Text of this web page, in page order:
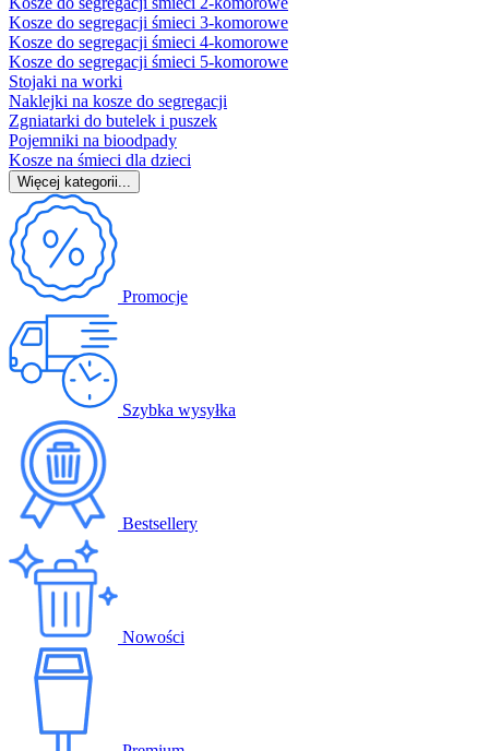
Kosze do segregacji śmieci 3-komorowe
Kosze do segregacji śmieci 4-komorowe
Kosze do segregacji śmieci 5-komorowe
Stojaki na worki
Naklejki na kosze do segregacji
Zgniatarki do butelek i puszek
Pojemniki na bioodpady
Kosze na śmieci dla dzieci
Więcej kategorii...
Promocje
Szybka wysyłka
Bestsellery
Nowości